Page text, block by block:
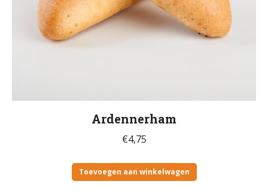
Ardennerham
€4,75
Toevoegen aan winkelwagen